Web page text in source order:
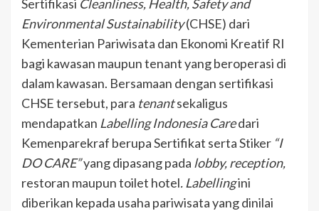
Sertifikasi Cleanliness, Health, Safety and
Environmental Sustainability(CHSE) dari
Kementerian Pariwisata dan Ekonomi Kreatif RI
bagi kawasan maupun tenant yang beroperasi di
dalam kawasan. Bersamaan dengan sertifikasi
CHSE tersebut, para tenantsekaligus
mendapatkan Labelling Indonesia Caredari
Kemenparekraf berupa Sertifikat serta Stiker “I
DO CARE”yang dipasang pada lobby, reception,
restoran maupun toilet hotel. Labellingini
diberikan kepada usaha pariwisata yang dinilai